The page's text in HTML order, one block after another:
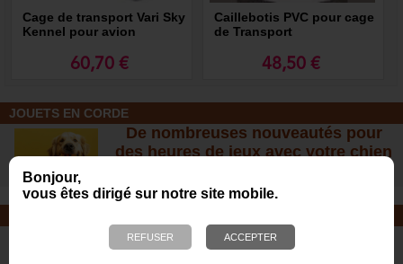
Bonjour,
vous êtes dirigé sur notre site mobile.
Cage de transport Vari Sky
Kennel pour avion
60,70 €
Caillebotis PVC pour cage
de Transport
48,50 €
JOUETS EN CORDE
De nombreuses nouveautés pour
des heures de jeux avec votre chien
Tout pour l'hygiène et les soins de
votre chien !